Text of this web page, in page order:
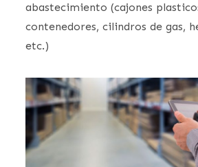
abastecimiento (cajones
contenedores, cilindros de gas,
etc.)